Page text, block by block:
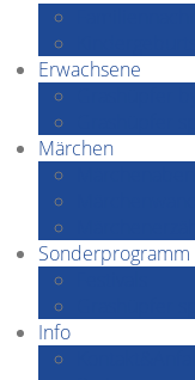
Erwachsene
Märchen
Sonderprogramm
Info